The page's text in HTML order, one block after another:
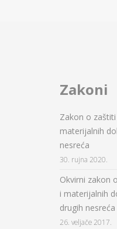
Zakoni
Zakon o
materijalnih
nesreća
30. rujna 2020.
Okvirni zakon
i materijalnih
drugih nesreća
26. veljače 2017.